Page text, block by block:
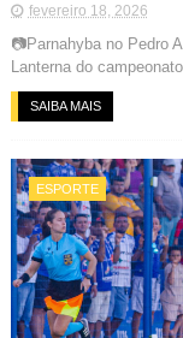
fevereiro 18, 2026
📷Parnahyba no Pedro
Lanterna do
SAIBA MAIS
ESPORTE